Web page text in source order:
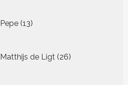
Pepe 13
producten
Matthijs de Ligt 26
producten